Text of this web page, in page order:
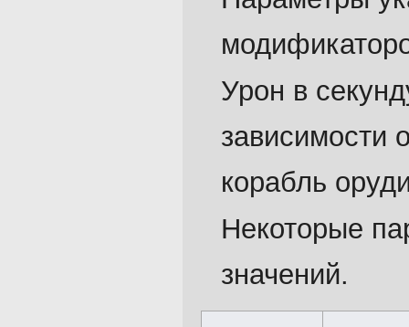
Урон в
зависимости
корабль
Некоторые
значений.